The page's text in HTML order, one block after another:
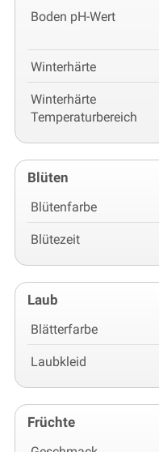
Boden pH-Wert
Winterhärte
Winterhärte
Temperaturbereich
Blüten
Blütenfarbe
Blütezeit
Laub
Blätterfarbe
Laubkleid
Früchte